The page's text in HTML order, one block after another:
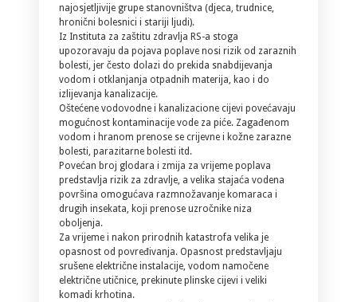
najosjetljivije grupe stanovništva (djeca, trudnice,
hronični bolesnici i stariji ljudi).
Iz Instituta za zaštitu zdravlja RS-a stoga
upozoravaju da pojava poplave nosi rizik od zaraznih
bolesti, jer često dolazi do prekida snabdijevanja
vodom i otklanjanja otpadnih materija, kao i do
izlijevanja kanalizacije.
Oštećene vodovodne i kanalizacione cijevi povećavaju
mogućnost kontaminacije vode za piće. Zagađenom
vodom i hranom prenose se crijevne i kožne zarazne
bolesti, parazitarne bolesti itd.
Povećan broj glodara i zmija za vrijeme poplava
predstavlja rizik za zdravlje, a velika stajaća vodena
površina omogućava razmnožavanje komaraca i
drugih insekata, koji prenose uzročnike niza
oboljenja.
Za vrijeme i nakon prirodnih katastrofa velika je
opasnost od povređivanja. Opasnost predstavljaju
srušene električne instalacije, vodom namočene
električne utičnice, prekinute plinske cijevi i veliki
komadi krhotina.